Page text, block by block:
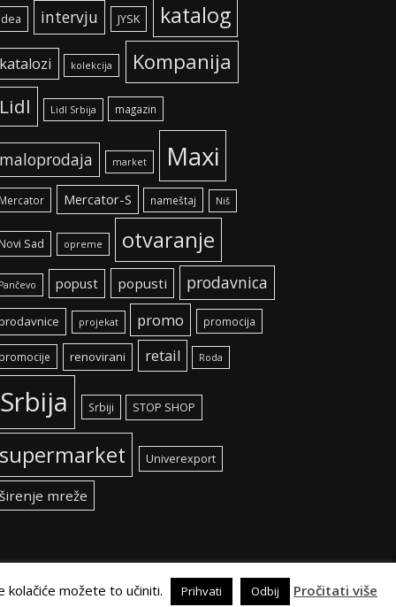
idea intervju JYSK katalog
katalozi kolekcija Kompanija
Lidl Lidl Srbija magazin
maloprodaja market Maxi
Mercator Mercator-S nameštaj Niš
Novi Sad opreme otvaranje
Pančevo popust popusti prodavnica
projekat promo promocija
promocije renovirani retail Roda
Srbija Srbiji STOP SHOP
supermarket Univerexport
širenje mreže
kolačiće možete to učiniti. Prihvati Odbij Pročitati više